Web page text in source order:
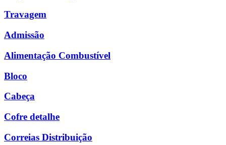
Travagem
Admissão
Alimentação Combustível
Bloco
Cabeça
Cofre detalhe
Correias Distribuição